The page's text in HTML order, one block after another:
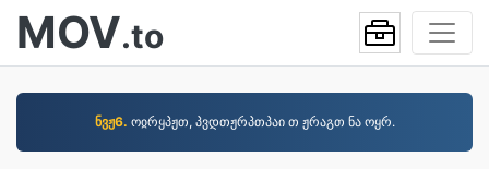
MOV.to
ნვჟ6. ოჲრყპჟთ, პვდთჟრპთპაი თ ჟრაგთ ნა ოყრ.